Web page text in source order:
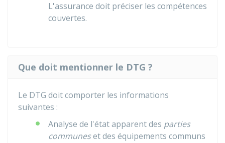
L'assurance doit préciser les compétences
couvertes.
Que doit mentionner le DTG ?
Le DTG doit comporter les informations
suivantes :
Analyse de l'état apparent des parties
communeset des équipements communs